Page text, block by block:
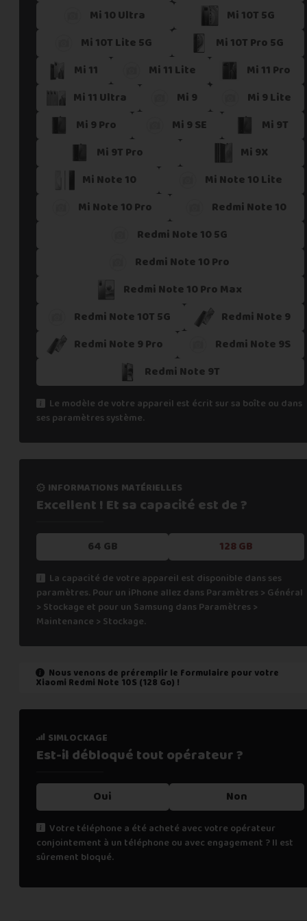
Si vous ne trouvez pas une offre correspondant aux
Vous pouvez éventuellement nous contacter.
Mi 10 Ultra
Mi 10T 5G
Mi 10T Lite 5G
Mi 10T Pro 5G
Mi 11
Mi 11 Lite
Mi 11 Pro
Mi 11 Ultra
Mi 9
Mi 9 Lite
Mi 9 Pro
Mi 9 SE
Mi 9T
Mi 9T Pro
Mi 9X
Mi Note 10
Mi Note 10 Lite
Mi Note 10 Pro
Redmi Note 10
Redmi Note 10 5G
Redmi Note 10 Pro
Redmi Note 10 Pro Max
Redmi Note 10T 5G
Redmi Note 9
Redmi Note 9 Pro
Redmi Note 9S
Redmi Note 9T
Le modèle de votre appareil est écrit sur sa boîte ou dans
ses paramètres système.
informations matérielles
Excellent ! Et sa capacitéest de ?
64 GB 128 GB
La capacité de votre appareil est disponible dans ses
paramètres. Pour un iPhone allez dans Paramètres > Général
> Stockage et pour un Samsung dans Paramètres >
Maintenance > Stockage.
Nous venons de préremplir le formulaire pour votre
Xiaomi Redmi Note 10S (128 Go) !
simlockage
Est-il débloqué toutopérateur ?
Oui Non
Votre téléphone a été acheté avec votre opérateur
conjointement à un téléphone ou avec engagement ? Il est
sûrement bloqué.
état de marche
Est-il fonctionnel ?
Non
Cochez "non" si une des affirmations suivantes est vraie :
les appels téléphoniques ne fonctionnent pas,